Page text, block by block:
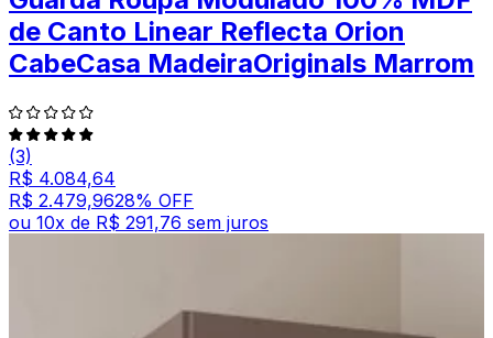
de Canto Linear Reflecta Orion
CabeCasa MadeiraOriginals Marrom
(3)
R$ 4.084,64
R$ 2.479,9628% OFF
ou 10x de R$ 291,76 sem juros